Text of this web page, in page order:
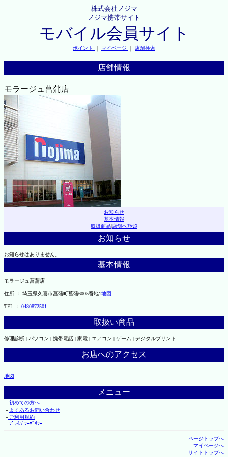
株式会社ノジマ
ノジマ携帯サイト
モバイル会員サイト
ポイント ｜ マイページ ｜ 店舗検索
店舗情報
モラージュ菖蒲店
お知らせ
基本情報
取扱商品|店舗へｱｸｾｽ
お知らせ
お知らせはありません。
基本情報
モラージュ菖蒲店
住所 ： 埼玉県久喜市菖蒲町菖蒲6005番地1地図
TEL ： 0480872501
取扱い商品
修理診断 | パソコン | 携帯電話 | 家電 | エアコン | ゲーム | デジタルプリント
お店へのアクセス
地図
メニュー
├初めての方へ
├ よくあるお問い合わせ
├ご利用規約
└ﾌﾟﾗｲﾊﾞｼｰﾎﾟﾘｼｰ
ページトップへ
マイページへ
サイトトップへ